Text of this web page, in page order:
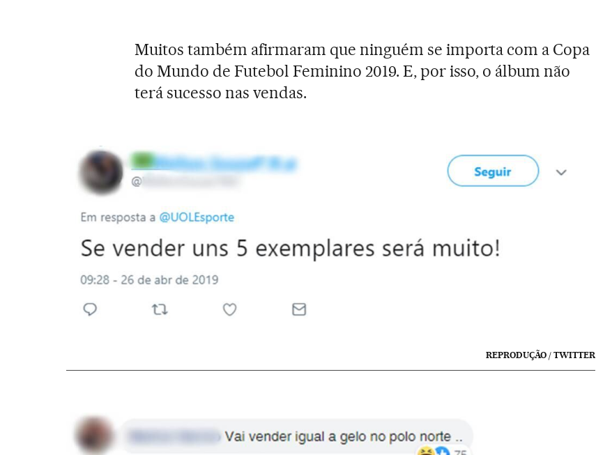
Muitos também afirmaram que ninguém se importa com a Copa
do Mundo de Futebol Feminino 2019. E, por isso, o álbum não
terá sucesso nas vendas.
REPRODUÇÃO / TWITTER